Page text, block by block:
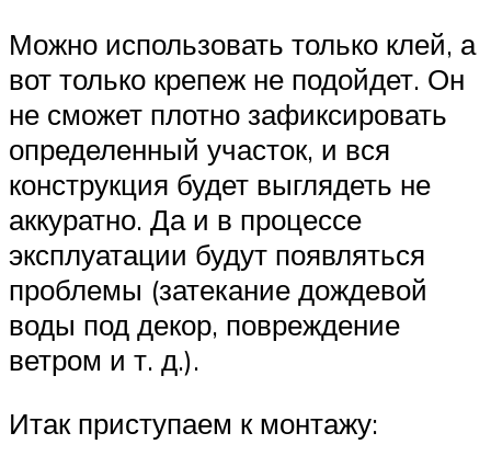
Можно использовать только клей, а
вот только крепеж не подойдет. Он
не сможет плотно зафиксировать
определенный участок, и вся
конструкция будет выглядеть не
аккуратно. Да и в процессе
эксплуатации будут появляться
проблемы (затекание дождевой
воды под декор, повреждение
ветром и т. д.).
Итак приступаем к монтажу: